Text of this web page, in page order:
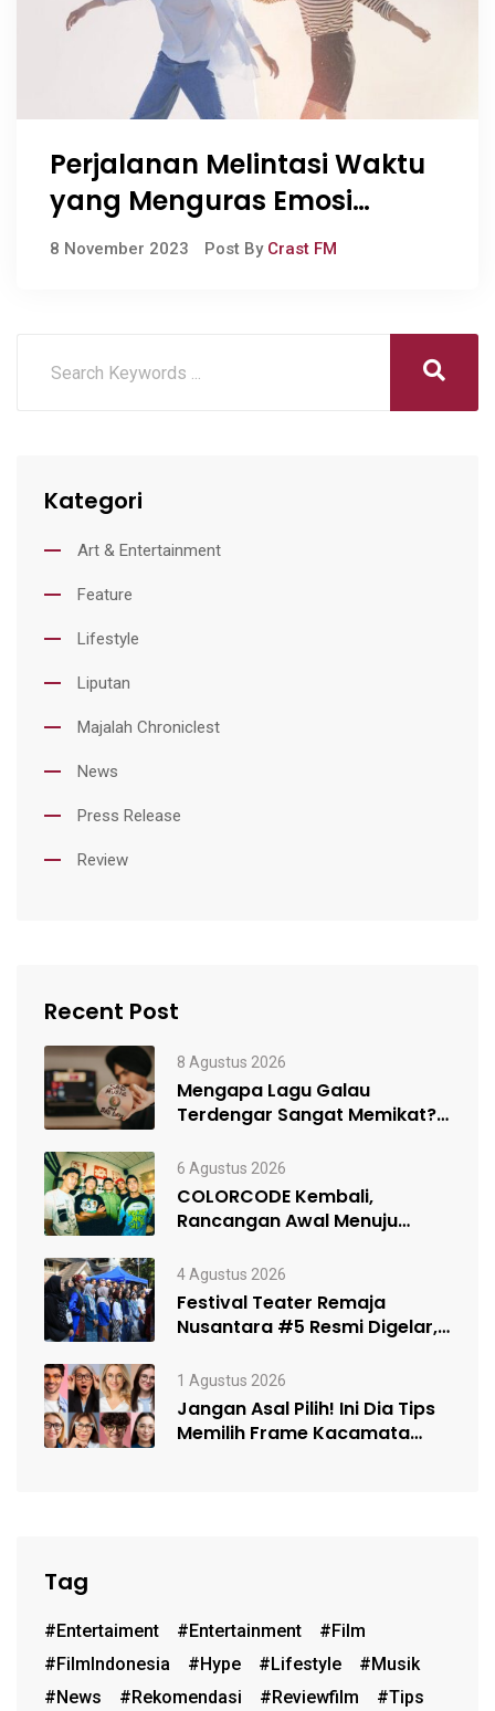
Perjalanan Melintasi Waktu
yang Menguras Emosi
dalam Melodrama “A Time
8 November 2023 Post By Crast FM
Kategori
Art & Entertainment
Feature
Lifestyle
Liputan
Majalah Chroniclest
News
Press Release
Review
Recent Post
8 Agustus 2026
Mengapa Lagu Galau
Terdengar Sangat Memikat?
6 Agustus 2026
COLORCODE Kembali,
Rancangan Awal Menuju
4 Agustus 2026
Festival Teater Remaja
Nusantara #5 Resmi Digelar,
1 Agustus 2026
Jangan Asal Pilih! Ini Dia Tips
Memilih Frame Kacamata
Tag
#entertaiment #entertainment
#film
#FilmIndonesia
#hype #lifestyle
#musik
#News
#rekomendasi #reviewfilm
#Tips